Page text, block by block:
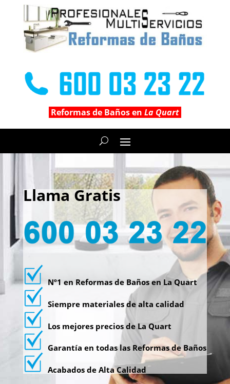
Reformas de Baños en La Quart
Llama Gratis
Nº1 en Reformas de Baños en La Quart
Siempre materiales de alta calidad
Los mejores precios de La Quart
Garantía en todas las Reformas de Baños
Acabados de Alta Calidad